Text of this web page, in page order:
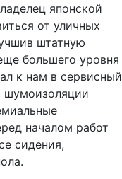
японской
от уличных
штатную
большего уровня
к нам в сервисный
шумоизоляции
началом работ
сидения,